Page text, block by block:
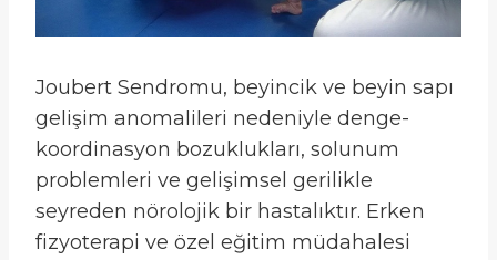
Joubert Sendromu, beyincik ve beyin sapı
gelişim anomalileri nedeniyle denge-
koordinasyon bozuklukları, solunum
problemleri ve gelişimsel gerilikle
seyreden nörolojik bir hastalıktır. Erken
fizyoterapi ve özel eğitim müdahalesi